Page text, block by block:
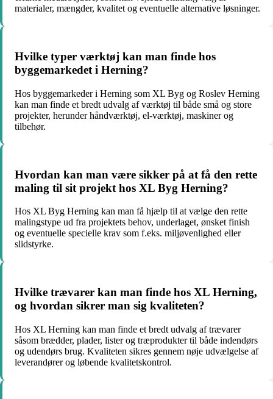
materialer, mængder, kvalitet og eventuelle alternative løsninger.
Hvilke typer værktøj kan man finde hos
byggemarkedet i Herning?
Hos byggemarkeder i Herning som XL Byg og Roslev Herning
kan man finde et bredt udvalg af værktøj til både små og store
projekter, herunder håndværktøj, el-værktøj, maskiner og
tilbehør.
Hvordan kan man være sikker på at få den rette
maling til sit projekt hos XL Byg Herning?
Hos XL Byg Herning kan man få hjælp til at vælge den rette
malingstype ud fra projektets behov, underlaget, ønsket finish
og eventuelle specielle krav som f.eks. miljøvenlighed eller
slidstyrke.
Hvilke trævarer kan man finde hos XL Herning,
og hvordan sikrer man sig kvaliteten?
Hos XL Herning kan man finde et bredt udvalg af trævarer
såsom brædder, plader, lister og træprodukter til både indendørs
og udendørs brug. Kvaliteten sikres gennem nøje udvælgelse af
leverandører og løbende kvalitetskontrol.